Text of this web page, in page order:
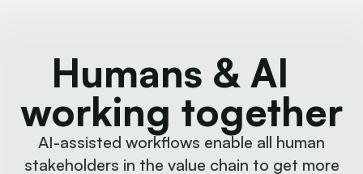
Humans & AI
working together
AI-assisted workflows enable all human
stakeholders in the value chain to get more